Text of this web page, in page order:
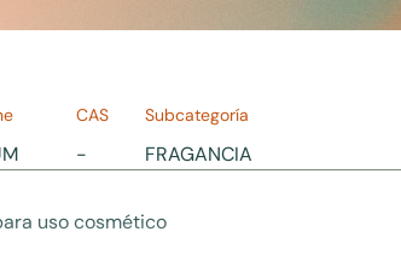
CAS
-
Subcategoría
FRAGANCIA
uso cosmético